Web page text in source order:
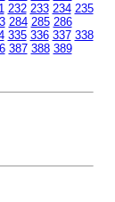
232 233 234 235
284 285 286
335 336 337 338
387 388 389